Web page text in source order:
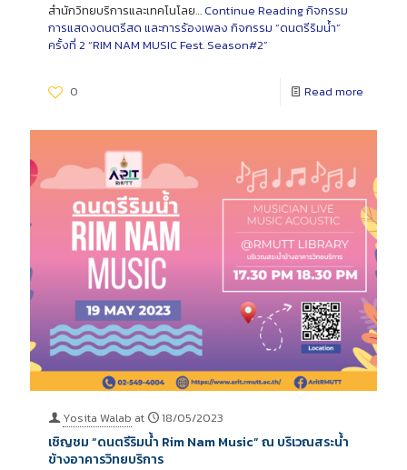
สำนักวิทยบริการและเทคโนโลย… Continue Readingกิจกรรม
การแสดงดนตรีสด และการร้องเพลง กิจกรรม “ดนตรีริมน้ำ”
ครั้งที่ 2 “RIM NAM MUSIC Fest. Season#2”
0 Read more
Yosita Walab at 18/05/2023
เชิญชม “ดนตรีริมน้ำ Rim Nam Music” ณ บริเวณสระน้ำ
ข้างอาคารวิทยบริการ